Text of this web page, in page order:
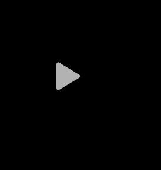
Play